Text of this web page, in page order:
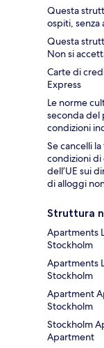
Questa
ospiti, senza
Questa
Non si
Carte di
Express
Le norme
seconda del
condizioni
Se cancelli
condizioni di
dell’UE sui
di alloggi
Struttura
Apartments
Stockholm
Apartments
Stockholm
Apartment
Stockholm
Stockholm
Apartment